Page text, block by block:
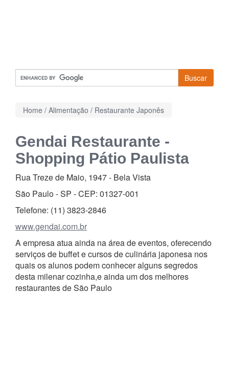
Buscar
Home / Alimentação / Restaurante Japonês
Gendai Restaurante -
Shopping Pátio Paulista
Rua Treze de Maio, 1947- Bela Vista
São Paulo - SP - CEP: 01327-001
Telefone: (11) 3823-2846
www.gendai.com.br
A empresa atua ainda na área de eventos, oferecendo
serviços de buffet e cursos de culinária japonesa nos
quais os alunos podem conhecer alguns segredos
desta milenar cozinha,e ainda um dos melhores
restaurantes de São Paulo